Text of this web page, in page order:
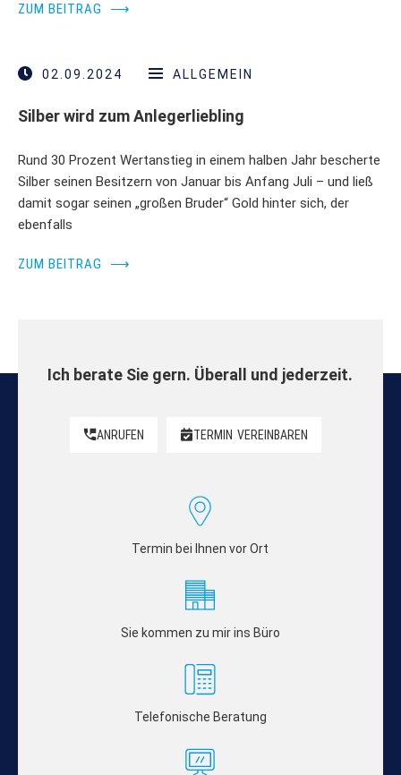
ZUM BEITRAG ⟶
02.09.2024 ALLGEMEIN
Silber wird zum Anlegerliebling
Rund 30 Prozent Wertanstieg in einem halben Jahr bescherte
Silber seinen Besitzern von Januar bis Anfang Juli – und ließ
damit sogar seinen „großen Bruder“ Gold hinter sich, der
ebenfalls
ZUM BEITRAG ⟶
Ich berate Sie gern. Überall und jederzeit.
ANRUFEN TERMIN VEREINBAREN
Termin bei Ihnen vor Ort
Sie kommen zu mir ins Büro
Telefonische Beratung